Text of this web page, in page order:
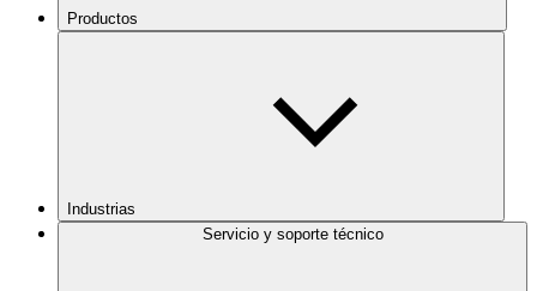
Productos
Industrias
Servicio y soporte técnico